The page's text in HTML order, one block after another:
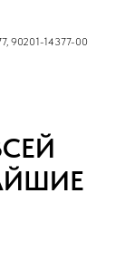
90201-14377-00